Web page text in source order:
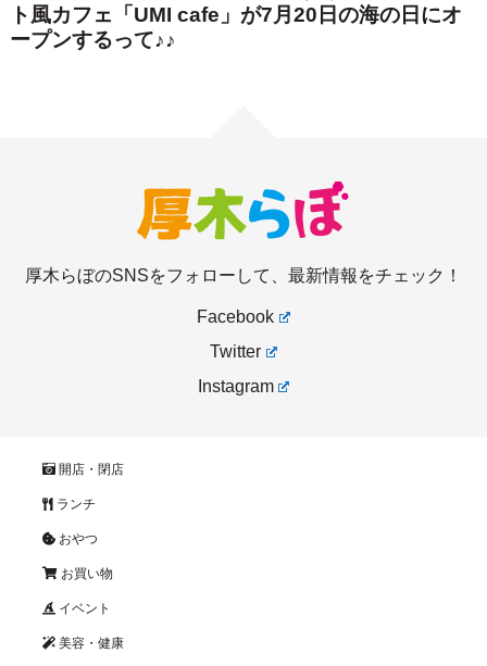
厚木らぼのSNSをフォローして、最新情報をチェック！
Facebook
Twitter
Instagram
開店・閉店
ランチ
おやつ
お買い物
イベント
美容・健康